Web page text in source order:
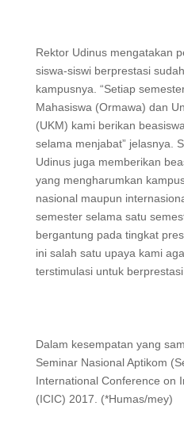
Rektor Udinus mengatakan
siswa-siswi berprestasi
kampusnya. “Setiap
Mahasiswa (Ormawa) dan
(UKM) kami berikan
selama menjabat” jelasnya.
Udinus juga memberikan
yang mengharumkan
nasional maupun
semester selama satu
bergantung pada tingkat
ini salah satu upaya kami
terstimulasi untuk
Dalam kesempatan yang
Seminar Nasional Aptikom
International Conference on
(ICIC) 2017. (*Humas/mey)